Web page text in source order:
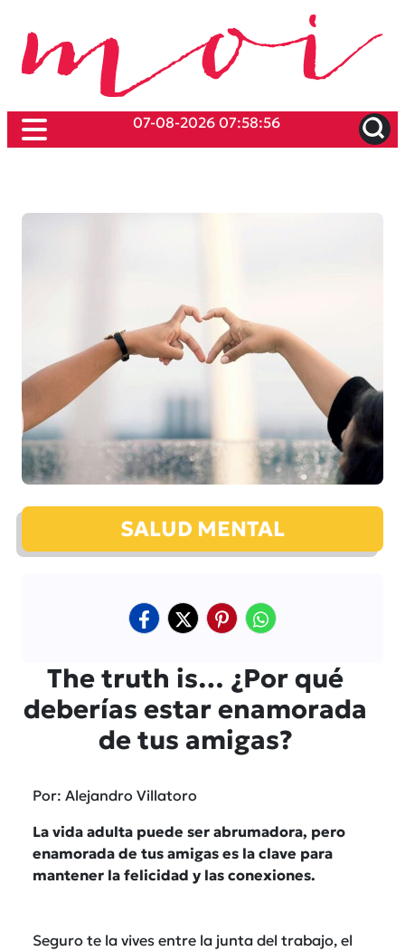
07-08-2026 07:58:56
SALUD MENTAL
The truth is… ¿Por qué
deberías estar enamorada
de tus amigas?
Por: Alejandro Villatoro
La vida adulta puede ser abrumadora, pero
enamorada de tus amigas es la clave para
mantener la felicidad y las conexiones.
Seguro te la vives entre la junta del trabajo, el